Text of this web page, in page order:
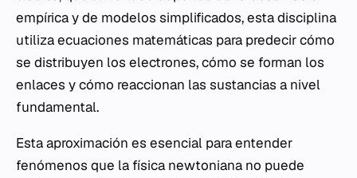
empírica y de modelos simplificados, esta disciplina
utiliza ecuaciones matemáticas para predecir cómo
se distribuyen los electrones, cómo se forman los
enlaces y cómo reaccionan las sustancias a nivel
fundamental.
Esta aproximación es esencial para entender
fenómenos que la física newtoniana no puede